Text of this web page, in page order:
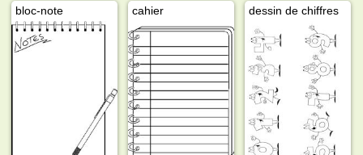
bloc-note cahier dessin de chiffres